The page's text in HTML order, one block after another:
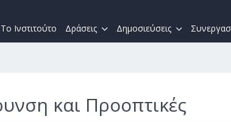
Το Ινστιτούτο Δράσεις Δημοσιεύσεις
και Προοπτικές